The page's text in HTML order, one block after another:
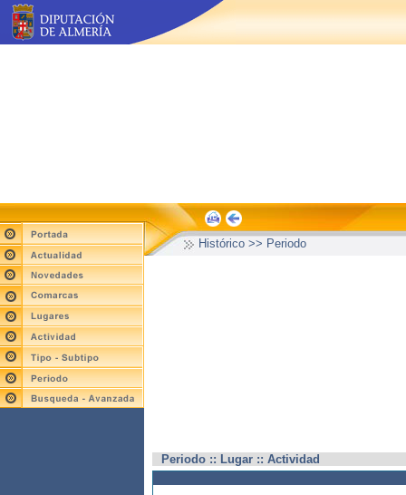
Histórico >> Periodo
Periodo :: Lugar :: Actividad